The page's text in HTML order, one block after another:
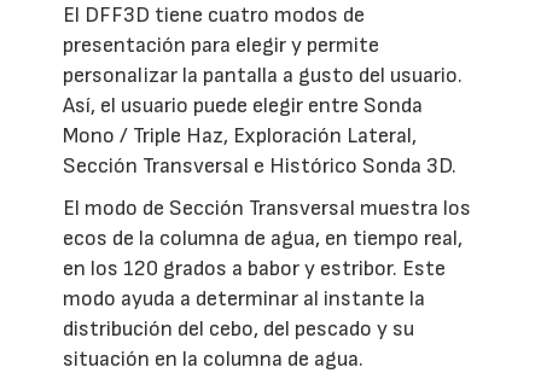
El DFF3D tiene cuatro modos de
presentación para elegir y permite
personalizar la pantalla a gusto del usuario.
Así, el usuario puede elegir entre Sonda
Mono / Triple Haz, Exploración Lateral,
Sección Transversal e Histórico Sonda 3D.
El modo de Sección Transversal muestra los
ecos de la columna de agua, en tiempo real,
en los 120 grados a babor y estribor. Este
modo ayuda a determinar al instante la
distribución del cebo, del pescado y su
situación en la columna de agua.